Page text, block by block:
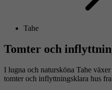
Tahe
Tomter och
I lugna och natursköna Tahe
tomter och inflyttningsklara hus